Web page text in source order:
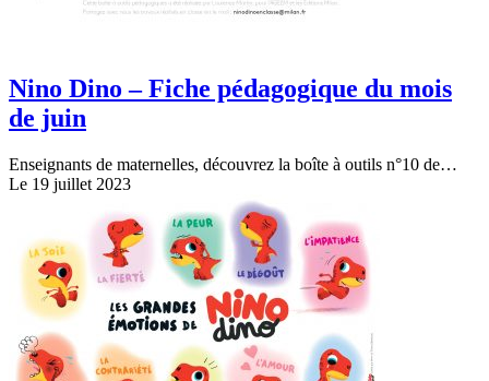
Nino Dino – Fiche pédagogique du mois
de juin
Enseignants de maternelles, découvrez la boîte à outils n°10 de…
Le 19 juillet 2023